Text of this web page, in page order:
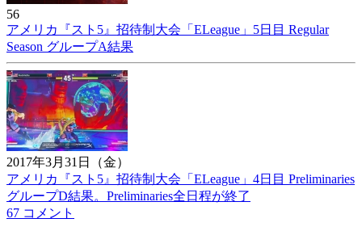
56
アメリカ『スト5』招待制大会「ELeague」5日目 Regular
Season グループA結果
2017年3月31日（金）
アメリカ『スト5』招待制大会「ELeague」4日目 Preliminaries
グループD結果。Preliminaries全日程が終了
67 コメント